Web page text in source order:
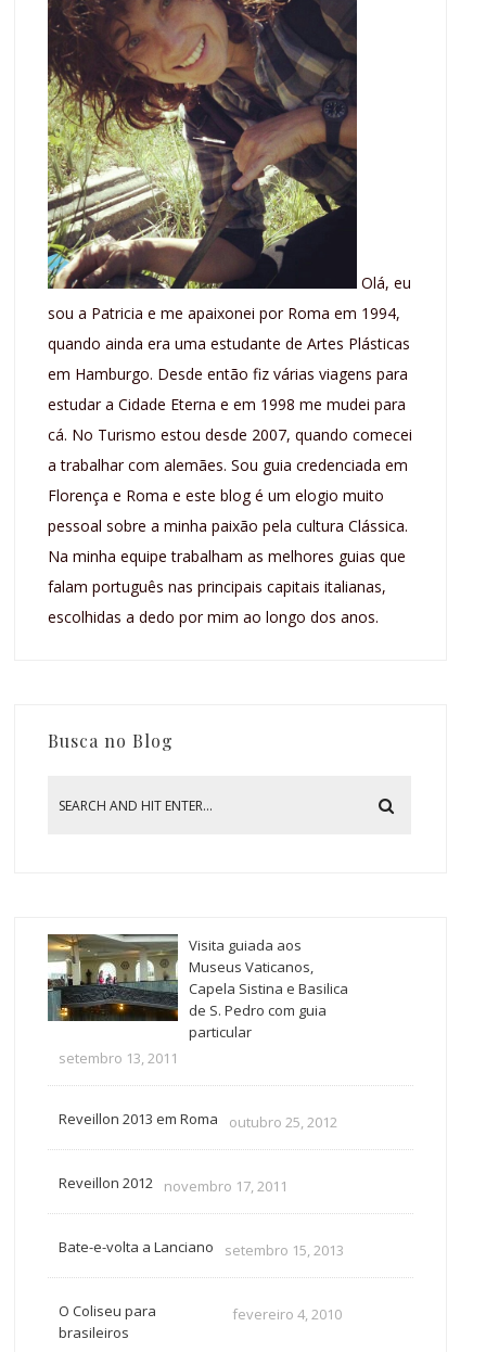
Olá, eu
sou a Patricia e me apaixonei por Roma em 1994,
quando ainda era uma estudante de Artes Plásticas
em Hamburgo. Desde então fiz várias viagens para
estudar a Cidade Eterna e em 1998 me mudei para
cá. No Turismo estou desde 2007, quando comecei
a trabalhar com alemães. Sou guia credenciada em
Florença e Roma e este blog é um elogio muito
pessoal sobre a minha paixão pela cultura Clássica.
Na minha equipe trabalham as melhores guias que
falam português nas principais capitais italianas,
escolhidas a dedo por mim ao longo dos anos.
Busca no Blog
Visita guiada aos
Museus Vaticanos,
Capela Sistina e Basilica
de S. Pedro com guia
particular
setembro 13, 2011
Reveillon 2013 em Roma outubro 25, 2012
Reveillon 2012 novembro 17, 2011
Bate-e-volta a Lanciano setembro 15, 2013
O Coliseu para
brasileiros
fevereiro 4, 2010